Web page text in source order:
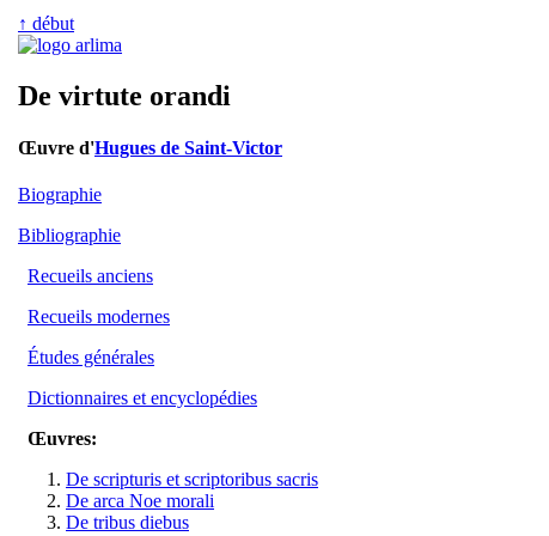
↑ début
De virtute orandi
Œuvre d'Hugues de Saint-Victor
Biographie
Bibliographie
Recueils anciens
Recueils modernes
Études générales
Dictionnaires et encyclopédies
Œuvres:
De scripturis et scriptoribus sacris
De arca Noe morali
De tribus diebus